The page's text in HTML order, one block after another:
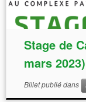
Stage de
mars 2023)
Billet publié dans